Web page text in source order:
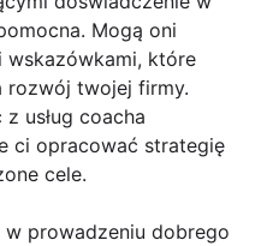
Mogą oni
wskazówkami, które
rozwój twojej firmy.
usług coacha
ci opracować strategię
cele.
prowadzeniu dobrego